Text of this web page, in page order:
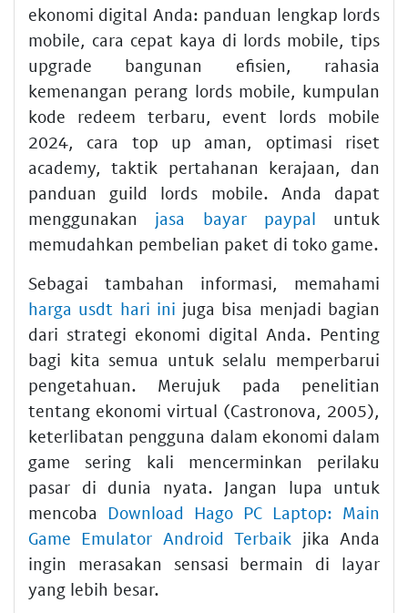
ekonomi digital Anda: panduan lengkap lords
mobile, cara cepat kaya di lords mobile, tips
upgrade bangunan efisien, rahasia
kemenangan perang lords mobile, kumpulan
kode redeem terbaru, event lords mobile
2024, cara top up aman, optimasi riset
academy, taktik pertahanan kerajaan, dan
panduan guild lords mobile. Anda dapat
menggunakan jasa bayar paypal untuk
memudahkan pembelian paket di toko game.
Sebagai tambahan informasi, memahami
harga usdt hari ini juga bisa menjadi bagian
dari strategi ekonomi digital Anda. Penting
bagi kita semua untuk selalu memperbarui
pengetahuan. Merujuk pada penelitian
tentang ekonomi virtual (Castronova, 2005),
keterlibatan pengguna dalam ekonomi dalam
game sering kali mencerminkan perilaku
pasar di dunia nyata. Jangan lupa untuk
mencoba Download Hago PC Laptop: Main
Game Emulator Android Terbaik jika Anda
ingin merasakan sensasi bermain di layar
yang lebih besar.